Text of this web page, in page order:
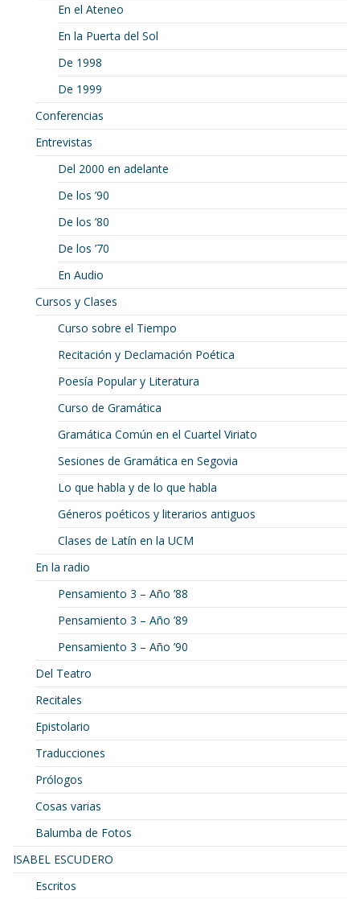
En el Ateneo
En la Puerta del Sol
De 1998
De 1999
Conferencias
Entrevistas
Del 2000 en adelante
De los ’90
De los ’80
De los ’70
En Audio
Cursos y Clases
Curso sobre el Tiempo
Recitación y Declamación Poética
Poesía Popular y Literatura
Curso de Gramática
Gramática Común en el Cuartel Viriato
Sesiones de Gramática en Segovia
Lo que habla y de lo que habla
Géneros poéticos y literarios antiguos
Clases de Latín en la UCM
En la radio
Pensamiento 3 – Año ’88
Pensamiento 3 – Año ’89
Pensamiento 3 – Año ’90
Del Teatro
Recitales
Epistolario
Traducciones
Prólogos
Cosas varias
Balumba de Fotos
ISABEL ESCUDERO
Escritos